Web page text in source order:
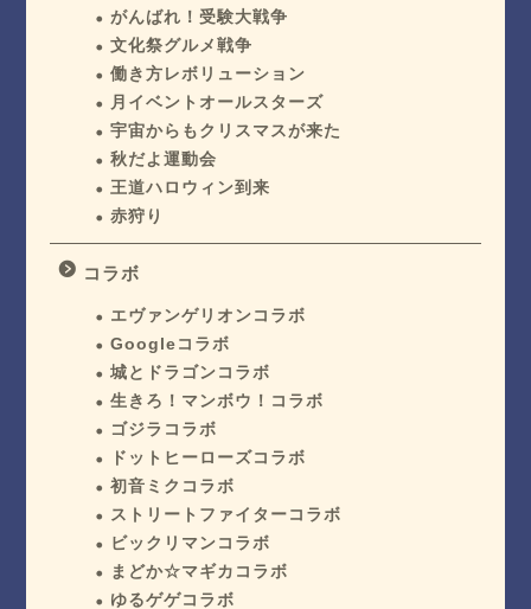
がんばれ！受験大戦争
文化祭グルメ戦争
働き方レボリューション
月イベントオールスターズ
宇宙からもクリスマスが来た
秋だよ運動会
王道ハロウィン到来
赤狩り
コラボ
エヴァンゲリオンコラボ
Googleコラボ
城とドラゴンコラボ
生きろ！マンボウ！コラボ
ゴジラコラボ
ドットヒーローズコラボ
初音ミクコラボ
ストリートファイターコラボ
ビックリマンコラボ
まどか☆マギカコラボ
ゆるゲゲコラボ